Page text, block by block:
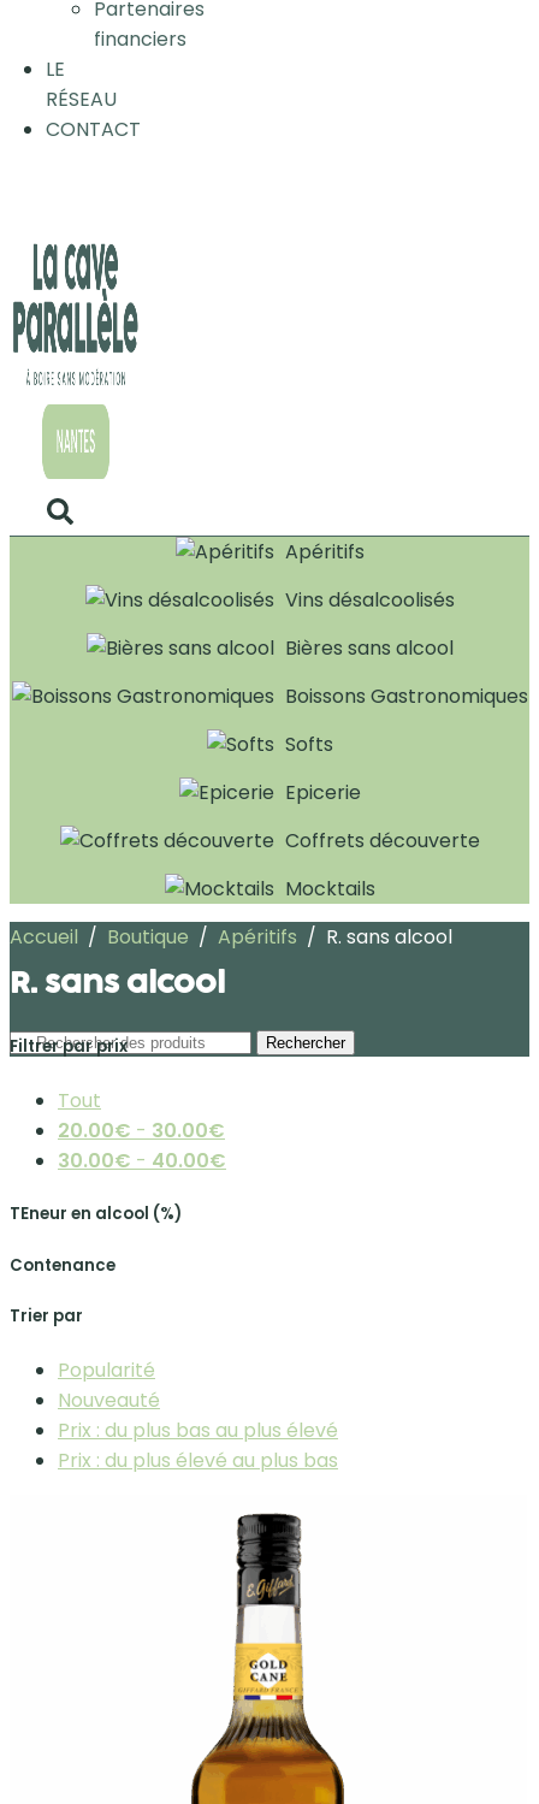
Partenaires
financiers
LE
RÉSEAU
CONTACT
Apéritifs
Vins désalcoolisés
Bières sans alcool
Boissons Gastronomiques
Softs
Epicerie
Coffrets découverte
Mocktails
Accueil / Boutique / Apéritifs / R. sans alcool
R. sans alcool
Rechercher
Filtrer par prix
Tout
20.00€ - 30.00€
30.00€ - 40.00€
TEneur en alcool (%)
Contenance
Trier par
Popularité
Nouveauté
Prix : du plus bas au plus élevé
Prix : du plus élevé au plus bas